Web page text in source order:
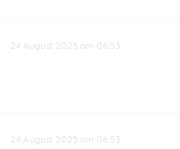
24 August 2025 om 06:53
24 August 2025 om 06:53